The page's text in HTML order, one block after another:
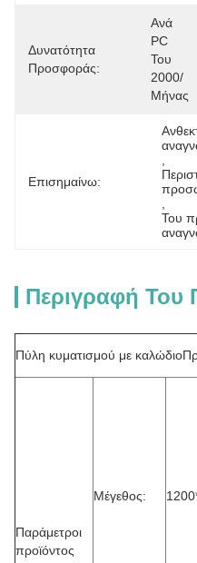
Δυνατότητα
Προσφοράς:
Ανά
PC
Του
2000/
Μήνας
Επισημαίνω:
Του
Περιγραφή Του
Πύλη κυματισμού με καλώδιο
Παράμετροι
προϊόντος
Μέγεθος: